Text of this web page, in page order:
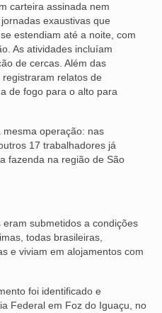
carteira assinada nem
exaustivas que
estendiam até a noite, com
As atividades incluíam
de cercas. Além das
relatos de
de fogo para o alto para
mesma operação: nas
17 trabalhadores já
fazenda na região de São
submetidos a condições
todas brasileiras,
e viviam em alojamentos com
foi identificado e
Federal em Foz do Iguaçu, no